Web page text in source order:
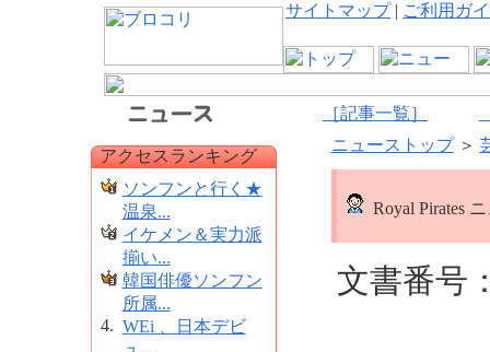
サイトマップ| ご利用ガ
［記事一覧］
アクセスランキング
ソンフンと行く★
温泉...
イケメン＆実力派
揃い...
韓国俳優ソンフン
所属...
4. WEi 、日本デビ
ニューストップ＞
Royal Pirates
文書番号